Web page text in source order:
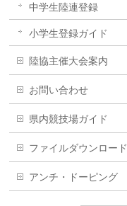
中学生陸連登録
小学生登録ガイド
陸協主催大会案内
お問い合わせ
県内競技場ガイド
ファイルダウンロード
アンチ・ドーピング